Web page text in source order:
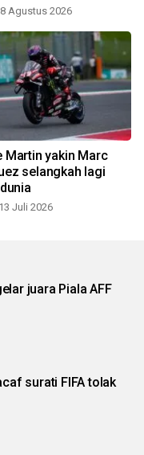
Agustus 2026
Martin yakin Marc
selangkah lagi
Juli 2026
juara Piala AFF
surati FIFA tolak